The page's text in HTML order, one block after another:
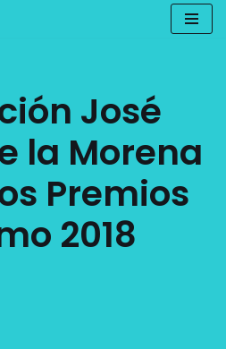
José
la Morena
Premios
2018